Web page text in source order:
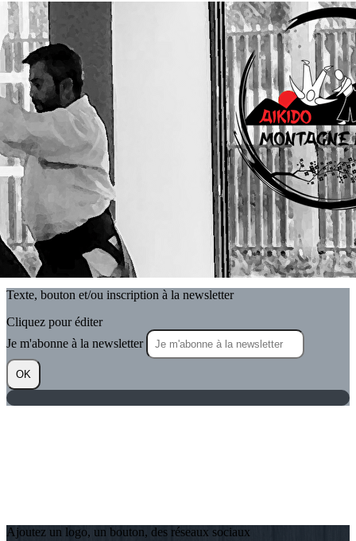
Exporter les lignes sélectionnées
Exporter toutes les colonnes
Exporter uniquement les colonnes affichées
Menu
<
Yohan Gomez
Stéphane David
René Pierre-Parot
Delphine Martin-David
?>
Images de la page d'accueil
Cliquez pour éditer
Texte, bouton et/ou inscription à la newsletter
Cliquez pour éditer
Je m'abonne à la newsletter
OK
Ajoutez un logo, un bouton, des réseaux sociaux